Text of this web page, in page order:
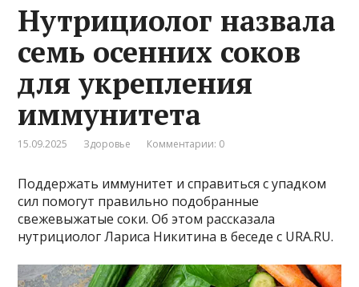
Нутрициолог назвала
семь осенних соков
для укрепления
иммунитета
15.09.2025 Здоровье Комментарии: 0
Поддержать иммунитет и справиться с упадком
сил помогут правильно подобранные
свежевыжатые соки. Об этом рассказала
нутрициолог Лариса Никитина в беседе с URA.RU.